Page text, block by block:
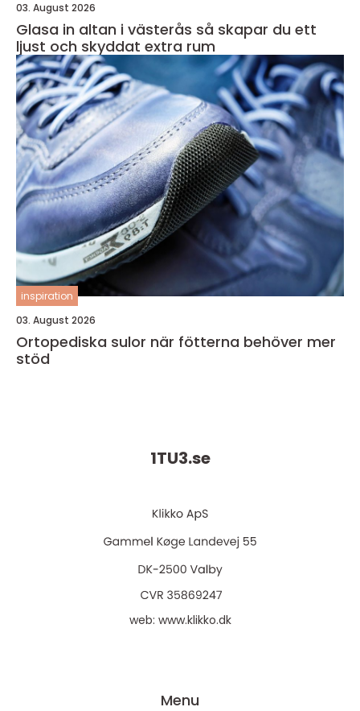
03. August 2026
Glasa in altan i västerås så skapar du ett
ljust och skyddat extra rum
inspiration
03. August 2026
Ortopediska sulor när fötterna behöver mer
stöd
1TU3.se
web: www.klikko.dk
Menu